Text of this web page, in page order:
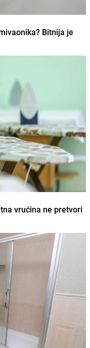
Bitnija je
vrućina ne pretvori